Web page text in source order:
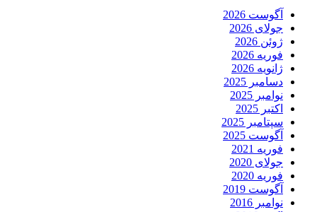
آگوست 2026
جولای 2026
ژوئن 2026
فوریه 2026
ژانویه 2026
دسامبر 2025
نوامبر 2025
اکتبر 2025
سپتامبر 2025
آگوست 2025
فوریه 2021
جولای 2020
فوریه 2020
آگوست 2019
نوامبر 2016